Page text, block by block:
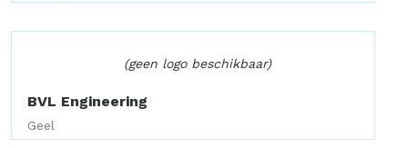
(geen logo beschikbaar)
BVL Engineering
Geel